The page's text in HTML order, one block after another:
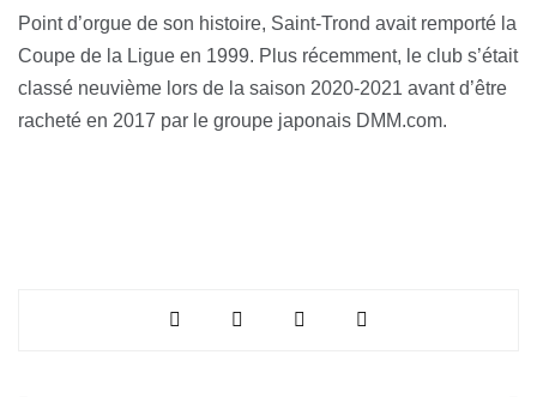
Point d’orgue de son histoire, Saint-Trond avait remporté la
Coupe de la Ligue en 1999. Plus récemment, le club s’était
classé neuvième lors de la saison 2020-2021 avant d’être
racheté en 2017 par le groupe japonais DMM.com.